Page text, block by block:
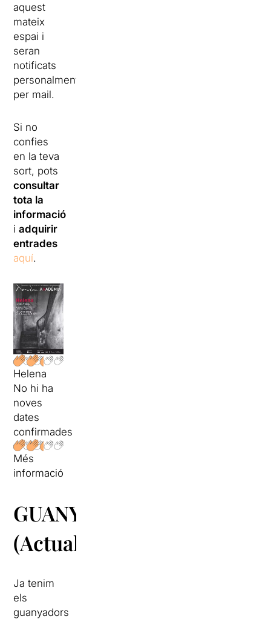
aquest
mateix
espai i
seran
notificats
personalment
per mail.
Si no
confies
en la teva
sort, pots
consultar
tota la
informació
iadquirir
entrades
aquí.
Helena
No hi ha
noves
dates
confirmades
Més
informació
GUANYADORS
(Actualitzat):
Ja tenim
els
guanyadors